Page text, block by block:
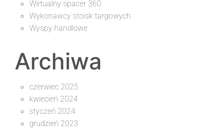
Wirtualny spacer 360
Wykonawcy stoisk targowych
Wyspy handlowe
Archiwa
czerwiec 2025
kwiecień 2024
styczeń 2024
grudzień 2023